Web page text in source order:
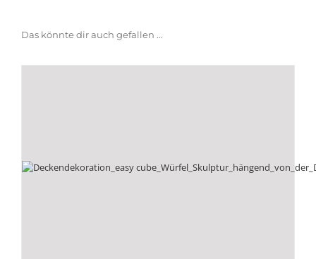
Das könnte dir auch gefallen …